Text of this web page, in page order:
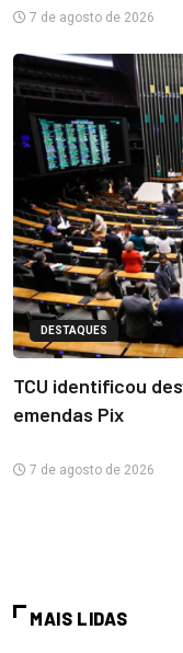
7 de agosto de 2026
DESTAQUES
TCU identificou
emendas Pix
7 de agosto de 2026
MAIS LIDAS